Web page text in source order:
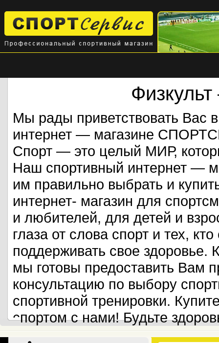
Мы рады приветствовать Вас
интернет — магазине
Спорт — это целый МИР,
Наш спортивный интернет —
им правильно выбрать и
интернет- магазин для
и любителей, для детей и
глаза от слова спорт и тех,
поддерживать свое
мы готовы предоставить Вам
консультацию по выбору
спортивной тренировки.
спортом с нами! Будьте